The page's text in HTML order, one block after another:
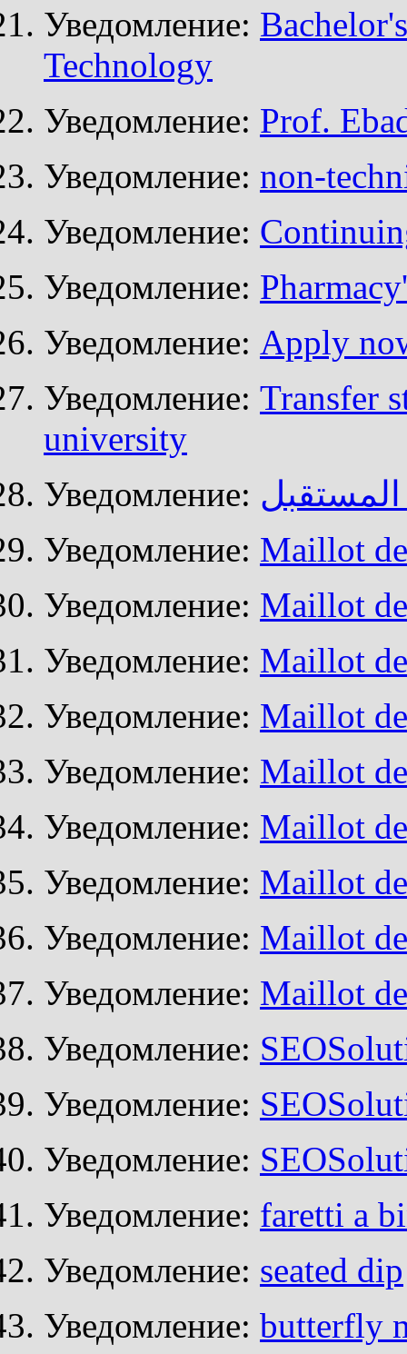
Уведомление:
Technology
Уведомление: Prof.
Уведомление: non-
Уведомление:
Уведомление:
Уведомление: Apply
Уведомление: Transfer
university
Уведомление:
Уведомление: Maillot
Уведомление: Maillot
Уведомление: Maillot
Уведомление: Maillot
Уведомление: Maillot
Уведомление: Maillot
Уведомление: Maillot
Уведомление: Maillot
Уведомление: Maillot
Уведомление:
Уведомление:
Уведомление:
Уведомление: faretti a
Уведомление: seated dip
Уведомление: butterfly